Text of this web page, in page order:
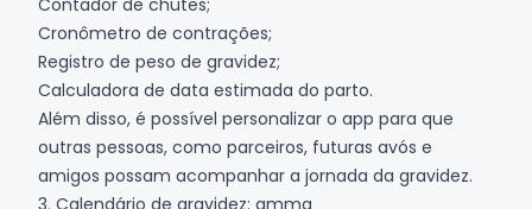
Contador de chutes;
Cronômetro de contrações;
Registro de peso de gravidez;
Calculadora de data estimada do parto.
Além disso, é possível personalizar o app para que
outras pessoas, como parceiros, futuras avós e
amigos possam acompanhar a jornada da gravidez.
3. Calendário de gravidez: amma